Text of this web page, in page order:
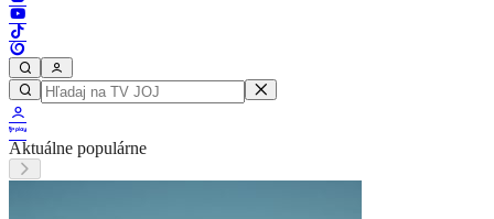
Aktuálne populárne